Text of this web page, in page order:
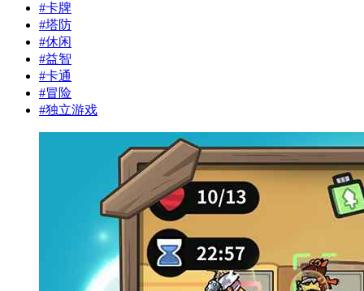
#卡牌
#塔防
#休闲
#益智
#卡通
#冒险
#独立游戏